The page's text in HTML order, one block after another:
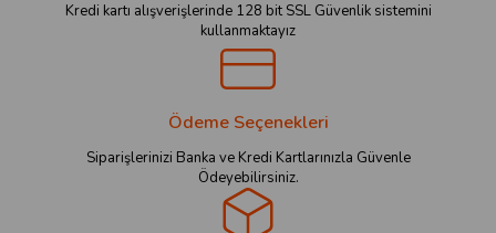
Kredi kartı alışverişlerinde 128 bit SSL Güvenlik sistemini
kullanmaktayız
Ödeme Seçenekleri
Siparişlerinizi Banka ve Kredi Kartlarınızla Güvenle
Ödeyebilirsiniz.